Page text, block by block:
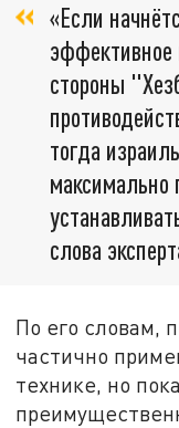
«Если
эффективное
стороны
тогда
максимально
слова
По его словам,
частично
технике, но